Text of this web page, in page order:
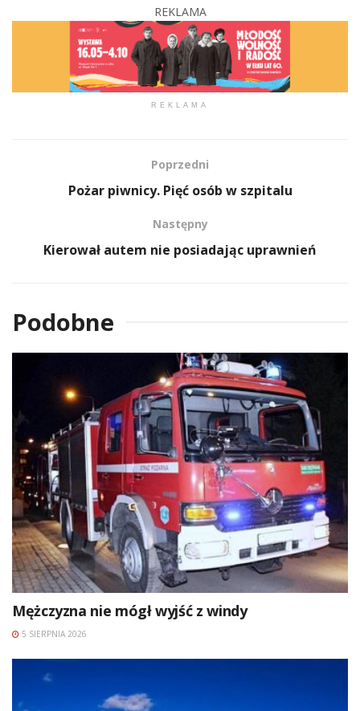
REKLAMA
REKLAMA
Poprzedni
Pożar piwnicy. Pięć osób w szpitalu
Następny
Kierował autem nie posiadając uprawnień
Podobne
Mężczyzna nie mógł wyjść z windy
5 SIERPNIA 2026